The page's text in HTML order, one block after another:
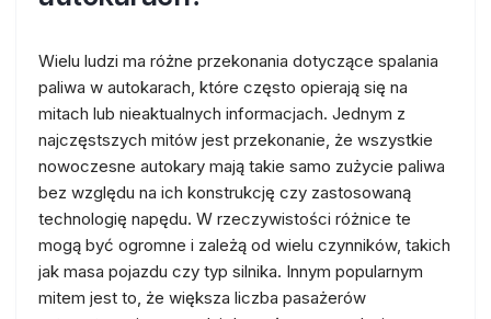
Wielu ludzi ma różne przekonania dotyczące spalania
paliwa w autokarach, które często opierają się na
mitach lub nieaktualnych informacjach. Jednym z
najczęstszych mitów jest przekonanie, że wszystkie
nowoczesne autokary mają takie samo zużycie paliwa
bez względu na ich konstrukcję czy zastosowaną
technologię napędu. W rzeczywistości różnice te
mogą być ogromne i zależą od wielu czynników, takich
jak masa pojazdu czy typ silnika. Innym popularnym
mitem jest to, że większa liczba pasażerów